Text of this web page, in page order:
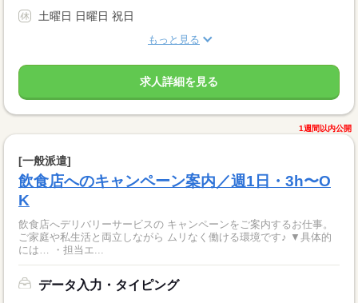
土曜日 日曜日 祝日
もっと見る
求人詳細を見る
1週間以内公開
[一般派遣]
飲食店へのキャンペーン案内／週1日・3h〜O
K
飲食店へデリバリーサービスの キャンペーンをご案内するお仕事。
ご家庭や私生活と両立しながら ムリなく働ける環境です♪ ▼具体的
には… ・担当エ...
データ入力・タイピング